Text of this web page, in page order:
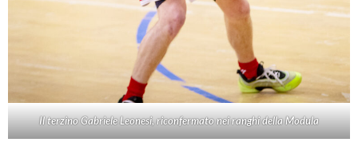
Il terzino Gabriele Leonesi, riconfermato nei ranghi della Modula